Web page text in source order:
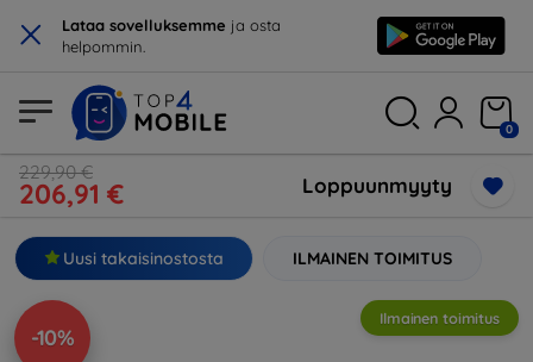
× Lataa sovelluksemme ja osta
helpommin.
0
229,90 €
206,91 € Loppuunmyyty
Uusi takaisinostosta ILMAINEN TOIMITUS
-10%
Ilmainen toimitus